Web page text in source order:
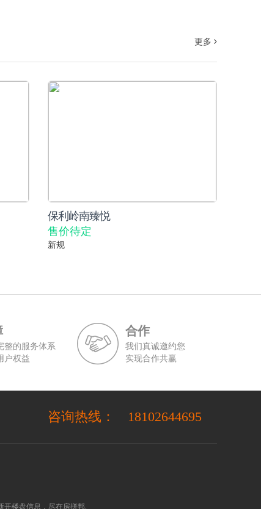
更多
保利岭南臻悦
售价待定
新规
整的服务体系
户权益
合作
我们真诚邀约您
实现合作共赢
咨询热线： 18102644695
开楼盘信息，尽在房拼邦.